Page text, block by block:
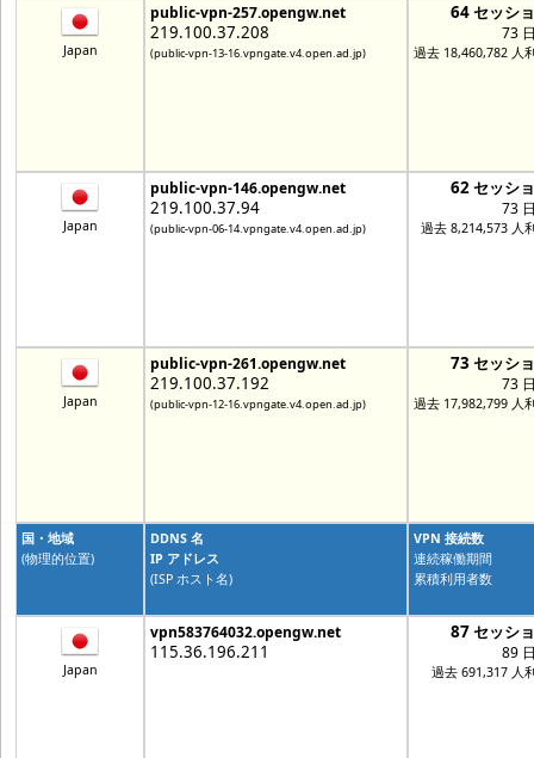
Japan
public-vpn-257.opengw.net
219.100.37.208
(public-vpn-13-16.vpngate.v4.open.ad.jp)
64 セッシ
73
過去 18,460,782 人
Japan
public-vpn-146.opengw.net
219.100.37.94
(public-vpn-06-14.vpngate.v4.open.ad.jp)
62 セッシ
73
過去 8,214,573 人
Japan
public-vpn-261.opengw.net
219.100.37.192
(public-vpn-12-16.vpngate.v4.open.ad.jp)
73 セッシ
73
過去 17,982,799 人
国・地域
(物理的位置)
DDNS 名
IP アドレス
(ISP ホスト名)
VPN 接続数
連続稼働期間
累積利用者数
Japan
vpn583764032.opengw.net
115.36.196.211
87 セッシ
89
過去 691,317 人